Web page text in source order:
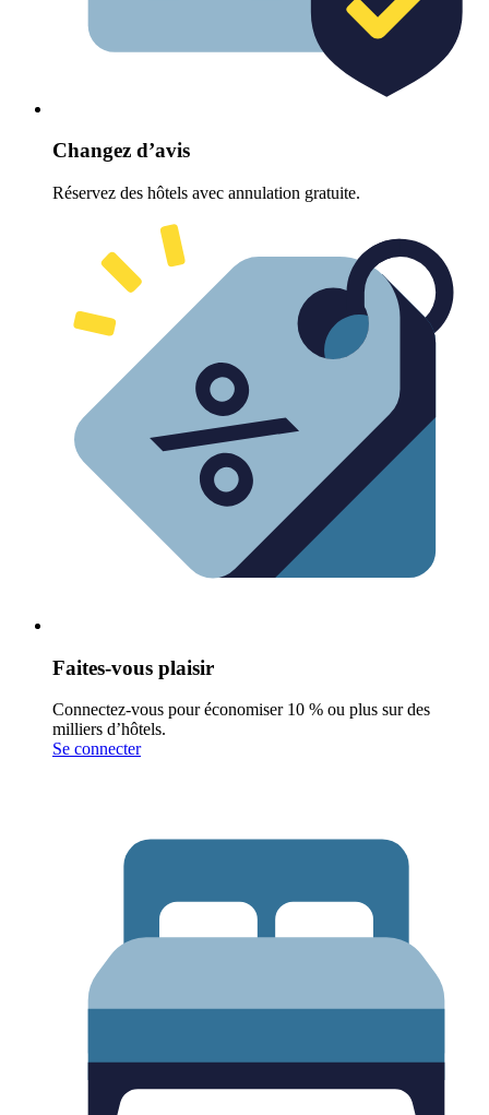
Changez d’avis
Réservez des hôtels avec annulation gratuite.
Faites-vous plaisir
Connectez-vous pour économiser 10 % ou plus sur des
milliers d’hôtels.
Se connecter